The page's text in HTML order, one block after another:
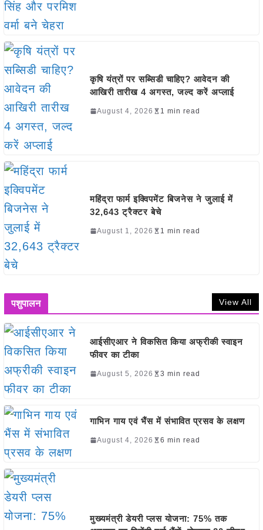
कृषि यंत्रों पर सब्सिडी चाहिए? आवेदन की
आखिरी तारीख 4 अगस्त, जल्द करें अप्लाई
August 4, 2026 1 min read
महिंद्रा फार्म इक्विपमेंट बिजनेस ने जुलाई में
32,643 ट्रैक्टर बेचे
August 1, 2026 1 min read
पशुपालन View All
आईसीएआर ने विकसित किया अफ्रीकी स्वाइन
फीवर का टीका
August 5, 2026 3 min read
गाभिन गाय एवं भैंस में संभावित प्रसव के लक्षण
August 4, 2026 6 min read
मुख्यमंत्री डेयरी प्लस योजना: 75% तक